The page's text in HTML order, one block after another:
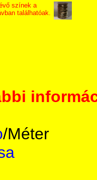
színek a
találhatóak.
/Méter